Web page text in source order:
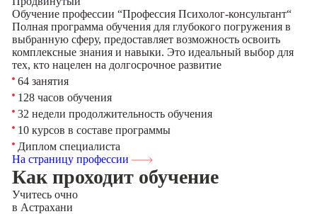
Обучение профессии “Профессия Психолог-консультант“
Полная программа обучения для глубокого погружения в
выбранную сферу, предоставляет возможность освоить
комплексные знания и навыки. Это идеальный выбор для
тех, кто нацелен на долгосрочное развитие
64 занятия
128 часов обучения
32 недели продолжительность обучения
10 курсов в составе программы
Диплом специалиста
На страницу профессии
Как проходит обучение
Учитесь очно
в Астрахани